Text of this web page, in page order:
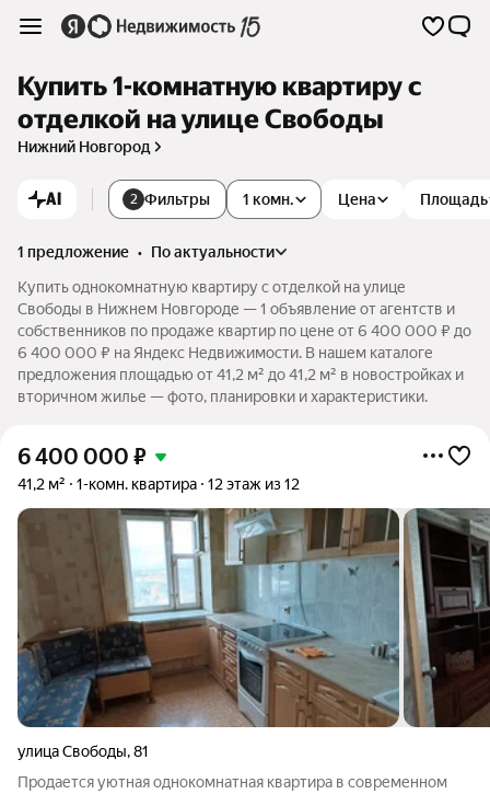
Купить 1-комнатную квартиру с
отделкой на улице Свободы
Нижний Новгород
AI 2 Фильтры 1 комн. Цена Площадь
1 предложение •
по актуальности
Купить однокомнатную квартиру с отделкой на улице
Свободы в Нижнем Новгороде — 1 объявление от агентств и
собственников по продаже квартир по цене от 6 400 000 ₽ до
6 400 000 ₽ на Яндекс Недвижимости. В нашем каталоге
предложения площадью от 41,2 м² до 41,2 м² в новостройках и
вторичном жилье — фото, планировки и характеристики.
6 400 000 ₽
41,2 м² 1-комн. квартира 12 этаж из 12
улица Свободы,81
Продается уютная однокомнатная квартира в современном